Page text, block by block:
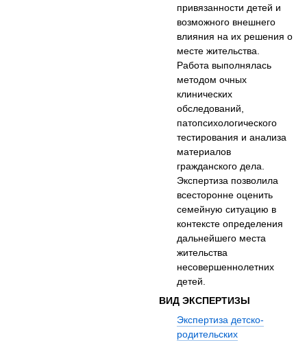
привязанности детей и
возможного внешнего
влияния на их решения о
месте жительства.
Работа выполнялась
методом очных
клинических
обследований,
патопсихологического
тестирования и анализа
материалов
гражданского дела.
Экспертиза позволила
всесторонне оценить
семейную ситуацию в
контексте определения
дальнейшего места
жительства
несовершеннолетних
детей.
ВИД ЭКСПЕРТИЗЫ
Экспертиза детско-
родительских